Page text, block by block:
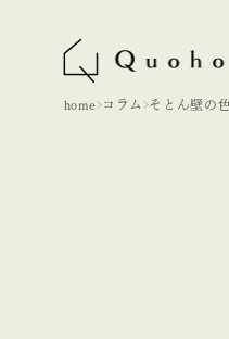
home コラム そとん壁の